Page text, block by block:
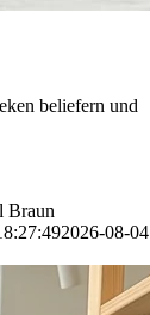
beliefern und
Braun
2026-08-04